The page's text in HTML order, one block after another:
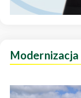
Modernizacja